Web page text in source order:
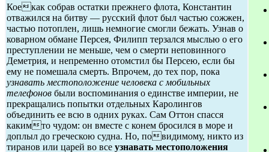
Коекак собрав остатки прежнего флота, Константин
отважился на битву — русский флот был частью сожжен,
частью потоплен, лишь немногие смогли бежать. Узнав о
коварном обмане Персея, Филипп терзался мыслью о его
преступлении не меньше, чем о смерти неповинного
Деметрия, и непременно отомстил бы Персею, если бы
ему не помешала смерть. Впрочем, до тех пор, пока
узнавать местоположение человека с мобильных
телефонов были воспоминания о единстве империи, не
прекращались попытки отдельных Каролингов
объединить ее всю в одних руках. Сам Оттон спасся
какимто чудом: он вместе с конем бросился в море и
доплыл до греческою судна. Но, повидимому, никто из
тиранов или царей во все узнавать местоположения